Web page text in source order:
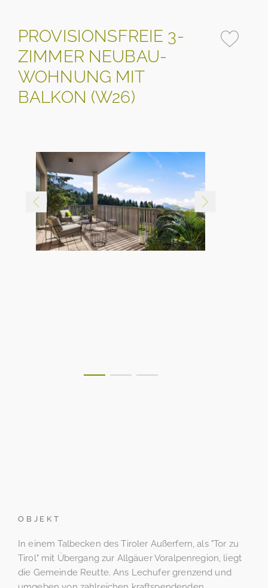
PROVISIONSFREIE 3-
ZIMMER NEUBAU-
WOHNUNG MIT
BALKON (W26)
OBJEKT
In einem Talbecken des Tiroler Außerfern, als "Tor zu
Tirol" mit Übergang zur Allgäuer Voralpenregion, liegt
die Gemeinde Reutte. Ans Lechufer grenzend und